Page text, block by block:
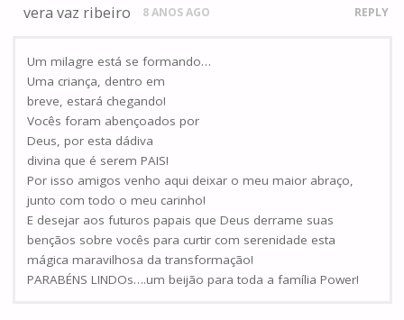
vera vaz ribeiro 8 ANOS AGO REPLY
Um milagre está se formando…
Uma criança, dentro em
breve, estará chegando!
Vocês foram abençoados por
Deus, por esta dádiva
divina que é serem PAIS!
Por isso amigos venho aqui deixar o meu maior abraço,
junto com todo o meu carinho!
E desejar aos futuros papais que Deus derrame suas
bençãos sobre vocês para curtir com serenidade esta
mágica maravilhosa da transformação!
PARABÉNS LINDOs….um beijão para toda a família Power!